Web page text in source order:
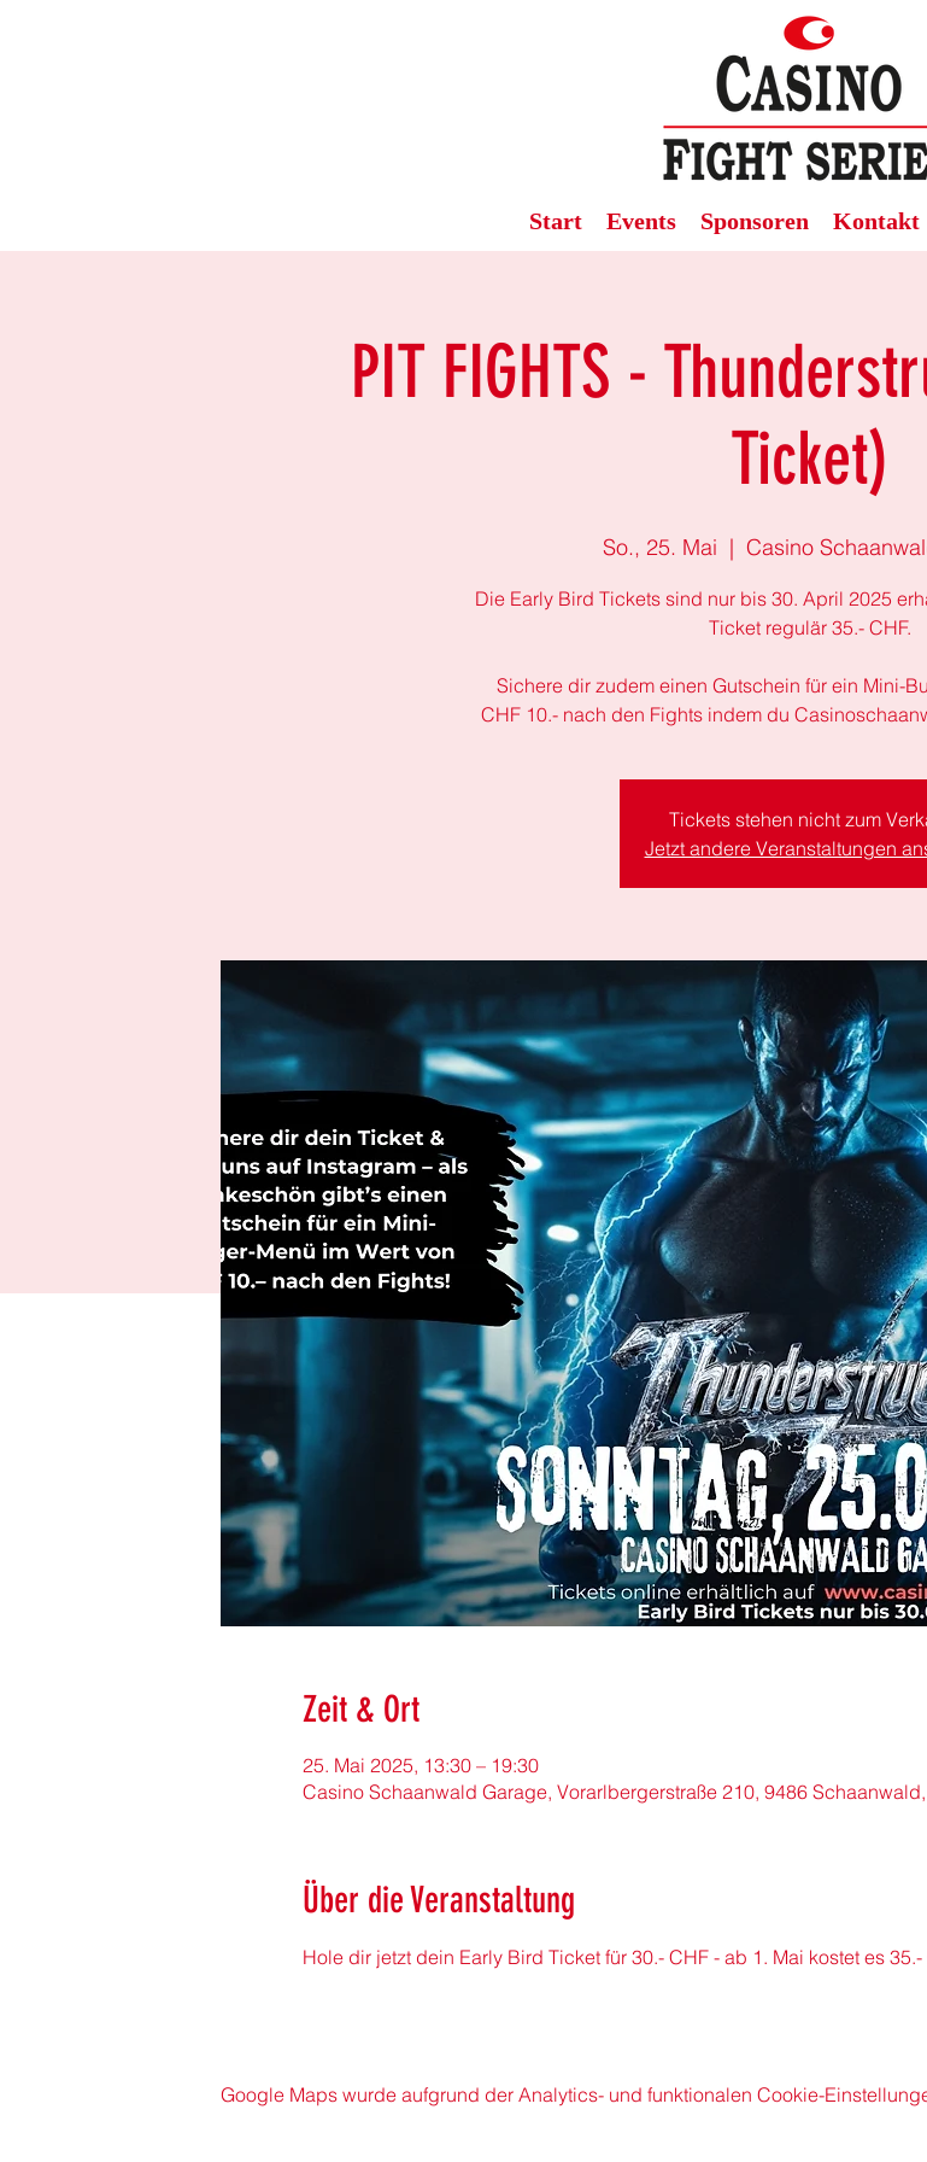
Start Events Sponsoren Kontakt
PIT FIGHTS -
Ticket)
So., 25. Mai
  |
Casino
Die Early Bird Tickets sind nur bis 30. April 2025
Ticket regulär 35.- CHF.
Sichere dir zudem einen Gutschein für ein Mini-
CHF 10.- nach den Fights indem du
Tickets stehen nicht zum
Jetzt andere Veranstaltungen
Zeit & Ort
25. Mai 2025, 13:30 – 19:30
Casino Schaanwald Garage, Vorarlbergerstraße 210, 9486
Über die Veranstaltung
Hole dir jetzt dein Early Bird Ticket für 30.- CHF - ab 1. Mai kostet es 35.-
Google Maps wurde aufgrund der Analytics- und funktionalen Cookie-